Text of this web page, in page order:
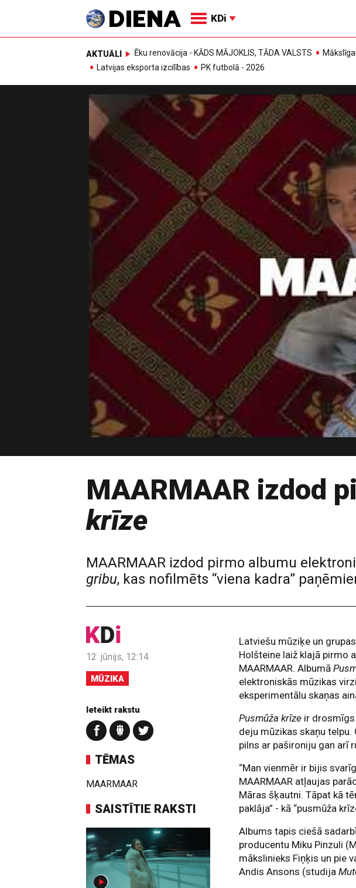
KDi
AKTUĀLI Ēku renovācija - KĀDS MĀJOKLIS, TĀDA VALSTS
Latvijas eksporta izcilības
PK futbolā - 2026
MAARMAAR izdod
krīze
MAARMAAR izdod pirmo albumu
gribu, kas nofilmēts “viena kadra”
12. jūnijs, 12:14
MŪZIKA
Ieteikt rakstu
TĒMAS
MAARMAAR
SAISTĪTIE RAKSTI
Latviešu mūziķe un
Holšteine laiž klajā pirmo
MAARMAAR. Albumā
elektroniskās mūzikas
eksperimentālu skaņas
Pusmūža krīze ir
deju mūzikas skaņu telpu.
pilns ar pašironiju gan arī
“Man vienmēr ir bijis
MAARMAAR atļaujas
Māras šķautni. Tāpat kā
paklāja” - kā “pusmūža
Albums tapis ciešā
producentu Miku Pinzuli
mākslinieks Fiņķis un pie
Andis Ansons (studija